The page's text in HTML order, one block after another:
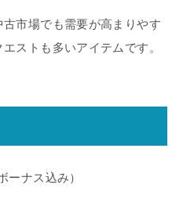
市場でも需要が高まりやす
ストも多いアイテムです。
ーナス込み）